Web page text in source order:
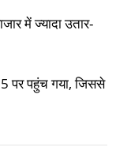
में ज्यादा उतार-
पर पहुंच गया, जिससे